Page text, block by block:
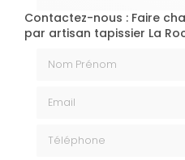
Contactez-nous : Faire
par artisan tapissier La